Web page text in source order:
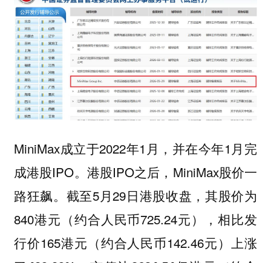
MiniMax成立于2022年1月，并在今年1月完
成港股IPO。港股IPO之后，MiniMax股价一
路狂飙。截至5月29日港股收盘，其股价为
840港元（约合人民币725.24元），相比发
行价165港元（约合人民币142.46元）上涨